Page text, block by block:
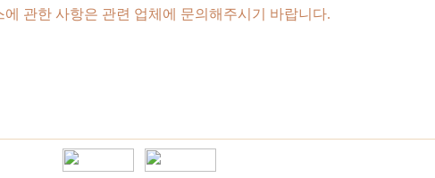
관한 사항은 관련 업체에 문의해주시기 바랍니다.